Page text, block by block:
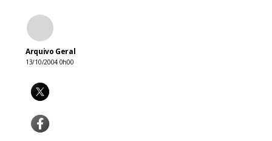
Arquivo Geral
13/10/2004 0h00